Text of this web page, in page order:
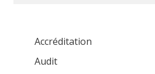
Accréditation
Audit